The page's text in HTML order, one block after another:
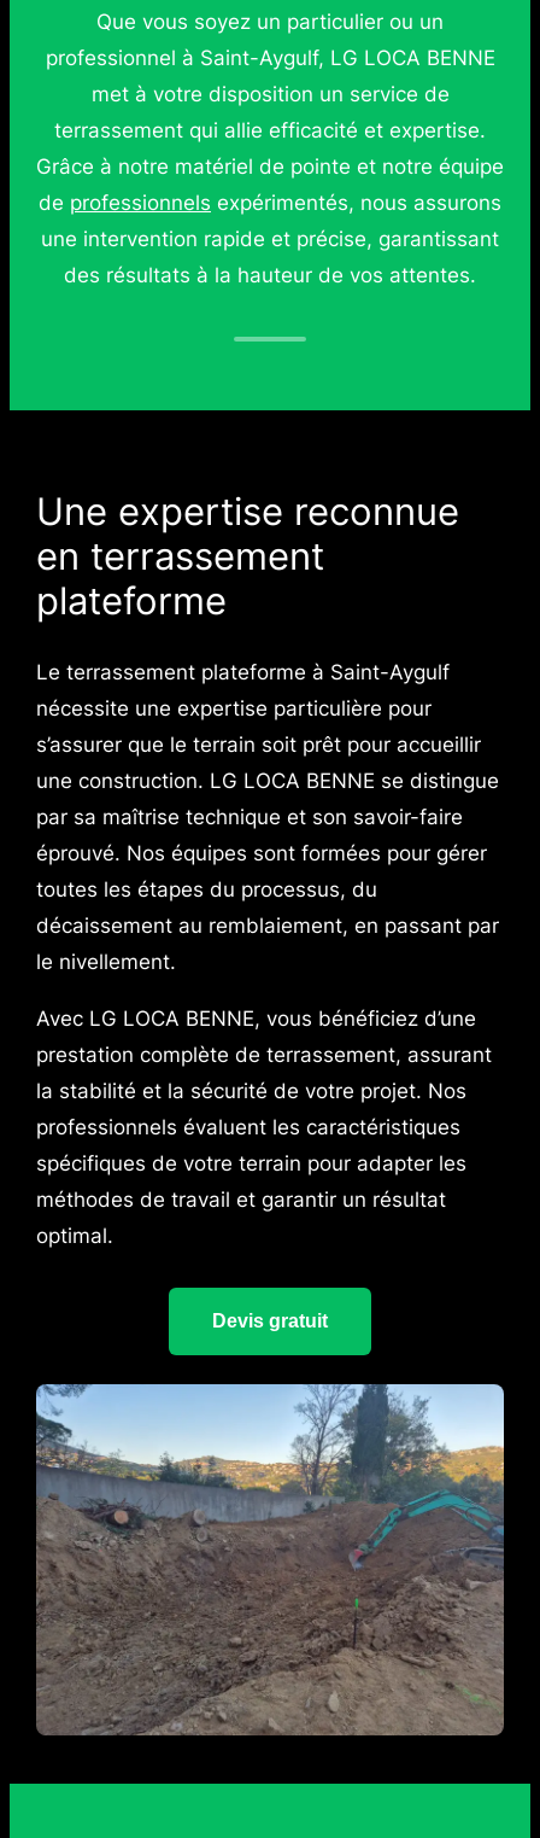
Que vous soyez un particulier ou un
professionnel à Saint-Aygulf, LG LOCA BENNE
met à votre disposition un service de
terrassement qui allie efficacité et expertise.
Grâce à notre matériel de pointe et notre équipe
de professionnels expérimentés, nous assurons
une intervention rapide et précise, garantissant
des résultats à la hauteur de vos attentes.
Une expertise reconnue
en terrassement
plateforme
Le terrassement plateforme à Saint-Aygulf
nécessite une expertise particulière pour
s’assurer que le terrain soit prêt pour accueillir
une construction. LG LOCA BENNE se distingue
par sa maîtrise technique et son savoir-faire
éprouvé. Nos équipes sont formées pour gérer
toutes les étapes du processus, du
décaissement au remblaiement, en passant par
le nivellement.
Avec LG LOCA BENNE, vous bénéficiez d’une
prestation complète de terrassement, assurant
la stabilité et la sécurité de votre projet. Nos
professionnels évaluent les caractéristiques
spécifiques de votre terrain pour adapter les
méthodes de travail et garantir un résultat
optimal.
Devis gratuit